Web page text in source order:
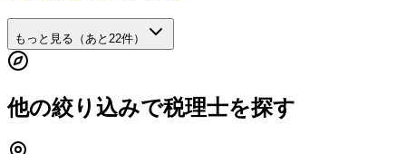
もっと見る（あと 22件）
他の絞り込みで税理士を探す